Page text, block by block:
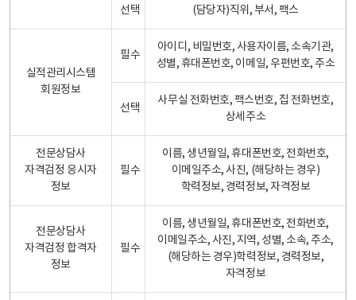
선택 (담당자)직위, 부서, 팩스
실적관리시스템
회원정보
필수
아이디, 비밀번호, 사용자이름, 소속기관,
성별, 휴대폰번호, 이메일, 우편번호, 주소
선택
사무실 전화번호, 팩스번호, 집 전화번호,
상세주소
전문상담사
자격검정 응시자
정보
필수
이름, 생년월일, 휴대폰번호, 전화번호,
이메일주소, 사진, (해당하는 경우)
학력정보, 경력정보, 자격정보
전문상담사
자격검정 합격자
정보
필수
이름, 생년월일, 휴대폰번호, 전화번호,
이메일주소, 사진, 지역, 성별, 소속, 주소,
(해당하는 경우)학력정보, 경력정보,
자격정보